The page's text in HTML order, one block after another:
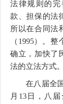
法律规则的
款、担保的法
所以在合同法
（1995）。
确立，加快了
法的立法方式。
在八届全
月13日，八